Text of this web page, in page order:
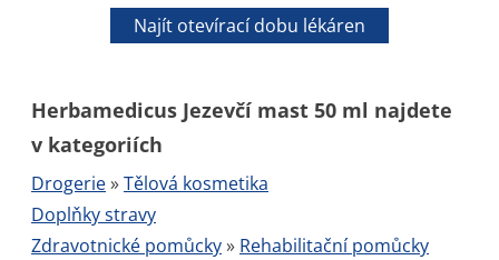
Najít otevírací dobu lékáren
Herbamedicus Jezevčí mast 50 ml najdete
v kategoriích
Drogerie»Tělová kosmetika
Doplňky stravy
Zdravotnické pomůcky» Rehabilitační pomůcky